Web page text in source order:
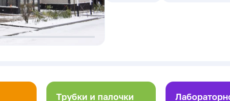
Трубки и палочки